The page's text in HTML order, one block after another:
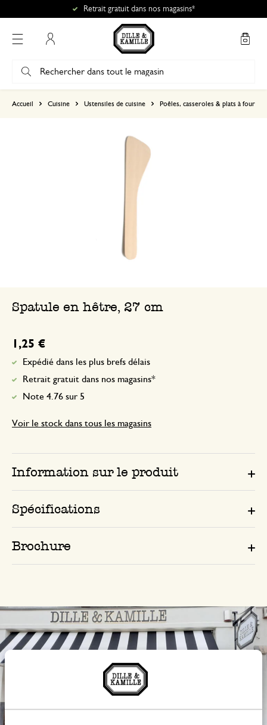
Retrait gratuit dans nos magasins*
Accueil Cuisine Ustensiles de cuisine Poêles, casseroles & plats à four
Spatule en hêtre, 27 cm
1,25 €
Expédié dans les plus brefs délais
Retrait gratuit dans nos magasins*
Note 4.76 sur 5
Voir le stock dans tous les magasins
Information sur le produit
Spécifications
Brochure